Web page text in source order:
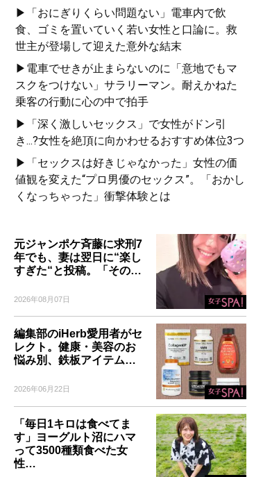
▶「おにぎりくらい問題ない」電車内で飲
食、ゴミを置いていく若い女性と口論に。救
世主が登場して迎えた意外な結末
▶電車でせきが止まらないのに「意地でもマ
スクをつけない」サラリーマン。耐えかねた
乗客の行動に心の中で拍手
▶「深く激しいセックス」で女性がドン引
き...?女性を絶頂に向かわせるおすすめ体位3つ
▶「セックスは好きじゃなかった」女性の価
値観を変えた“プロ男優のセックス”。「おかし
くなっちゃった」衝撃体験とは
元ジャンポケ斉藤に求刑7
年でも、妻は翌日に“楽し
すぎた“と投稿。「その…
2026年08月07日
編集部のiHerb愛用者がセ
レクト。健康・美容のお
悩み別、鉄板アイテム…
2026年06月22日
「毎日1キロは食べてま
す」ヨーグルト沼にハマ
って3500種類食べた女
性…